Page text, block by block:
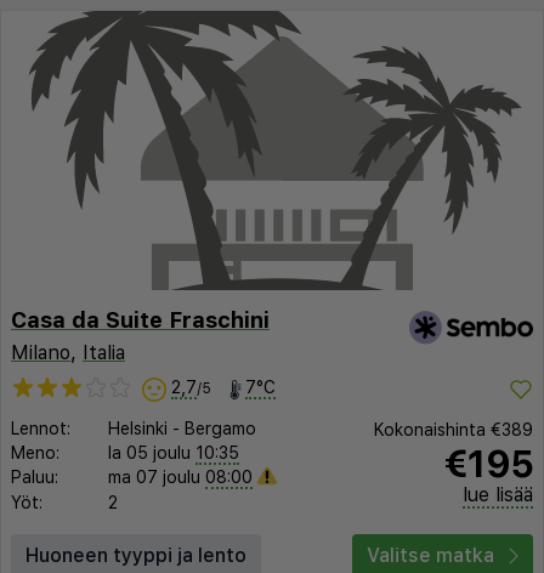
Casa da Suite Fraschini
Milano, Italia
2,7/5 7°C
Lennot: Helsinki - Bergamo
Meno:
la 05 joulu 10:35
Paluu:
ma 07 joulu 08:00
Yöt:
2
Kokonaishinta €389
€195
lue lisää
Huoneen tyyppi ja lento Valitse matka